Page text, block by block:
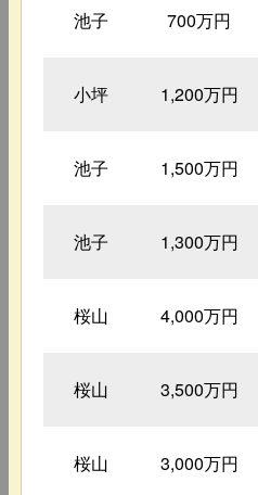
池子 700万円
小坪 1,200万円
池子 1,500万円
池子 1,300万円
桜山 4,000万円
桜山 3,500万円
桜山 3,000万円